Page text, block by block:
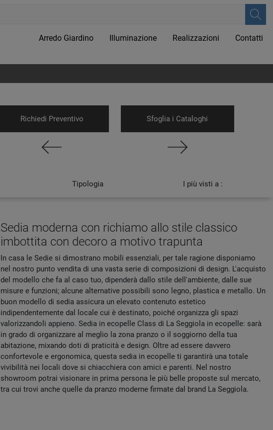
Arredo Giardino Illuminazione Realizzazioni Contatti
Richiedi Preventivo Sfoglia i Cataloghi
Tipologia I più visti a :
Sedia moderna con richiamo allo stile classico
imbottita con decoro a motivo trapunta
In casa le Sedie si dimostrano mobili essenziali, per tale ragione disponiamo
nel nostro punto vendita di una vasta serie di composizioni di design. L'acquisto
del modello che fa al caso tuo, dipenderà dallo stile dell'ambiente, dalle sue
misure e funzioni; alcune alternative possibili sono legno, plastica e metallo. Un
buon modello di sedia assicura un elevato contenuto estetico
indipendentemente dal locale cui è destinato, poiché organizza gli spazi
valorizzandoli appieno. Sedia in ecopelle Class di La Seggiola in ecopelle: sarà
in grado di organizzare al meglio la zona pranzo o il soggiorno della tua
abitazione, mixando doti di praticità e design. Oltre ad essere davvero
confortevole e ergonomica, questa sedia in ecopelle ti garantirà una totale
vivibilità nei locali dove si chiacchiera con amici e parenti. Nel nostro
showroom potrai visionare in prima persona le più belle proposte sul mercato,
tra cui trovi anche quelle da pranzo moderne firmate dal brand La Seggiola.